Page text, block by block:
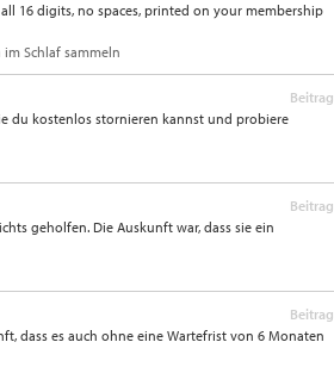
16 digits, no spaces, printed on your membership
im Schlaf sammeln
Beitrag
du kostenlos stornieren kannst und probiere
Beitrag
geholfen. Die Auskunft war, dass sie ein
Beitrag
dass es auch ohne eine Wartefrist von 6 Monaten